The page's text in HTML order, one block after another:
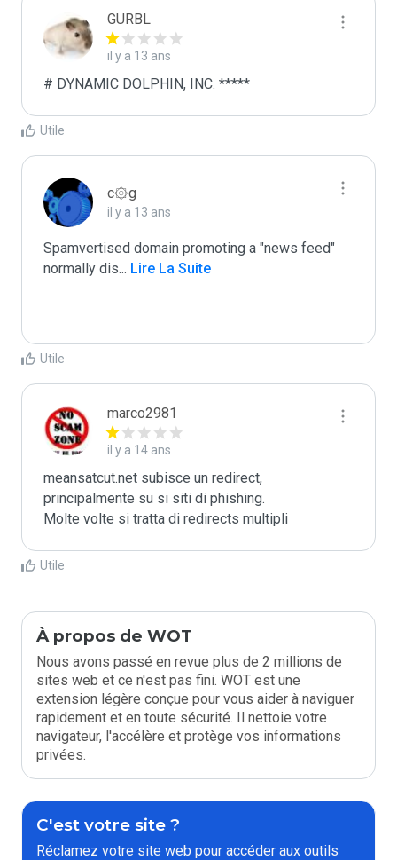
GURBL
il y a 13 ans
# DYNAMIC DOLPHIN, INC. *****
Utile
c۞g
il y a 13 ans
Spamvertised domain promoting a "news feed"
normally dis... Lire La Suite
Utile
marco2981
il y a 14 ans
meansatcut.net subisce un redirect,
principalmente su si siti di phishing.
Molte volte si tratta di redirects multipli
Utile
À propos de WOT
Nous avons passé en revue plus de 2 millions de
sites web et ce n'est pas fini. WOT est une
extension légère conçue pour vous aider à naviguer
rapidement et en toute sécurité. Il nettoie votre
navigateur, l'accélère et protège vos informations
privées.
C'est votre site ?
Réclamez votre site web pour accéder aux outils